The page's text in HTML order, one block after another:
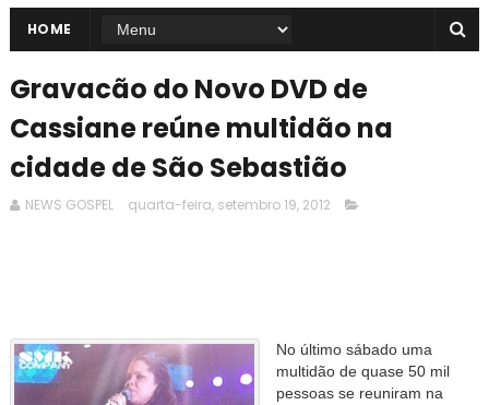
HOME
Gravacão do Novo DVD de
Cassiane reúne multidão na
cidade de São Sebastião
NEWS GOSPEL quarta-feira, setembro 19, 2012
No último sábado uma
multidão de quase 50 mil
pessoas se reuniram na